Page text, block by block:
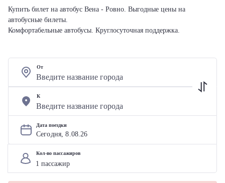
Купить билет на автобус Вена - Ровно. Выгодные цены на
автобусные билеты.
Комфортабельные автобусы. Круглосуточная поддержка.
От
К
Дата поездки
Сегодня, 8.08.26
Кол-во пассажиров